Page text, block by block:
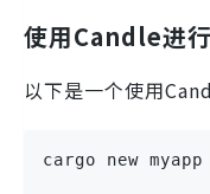
使用Candle进
以下是一个使用
cargo new myapp